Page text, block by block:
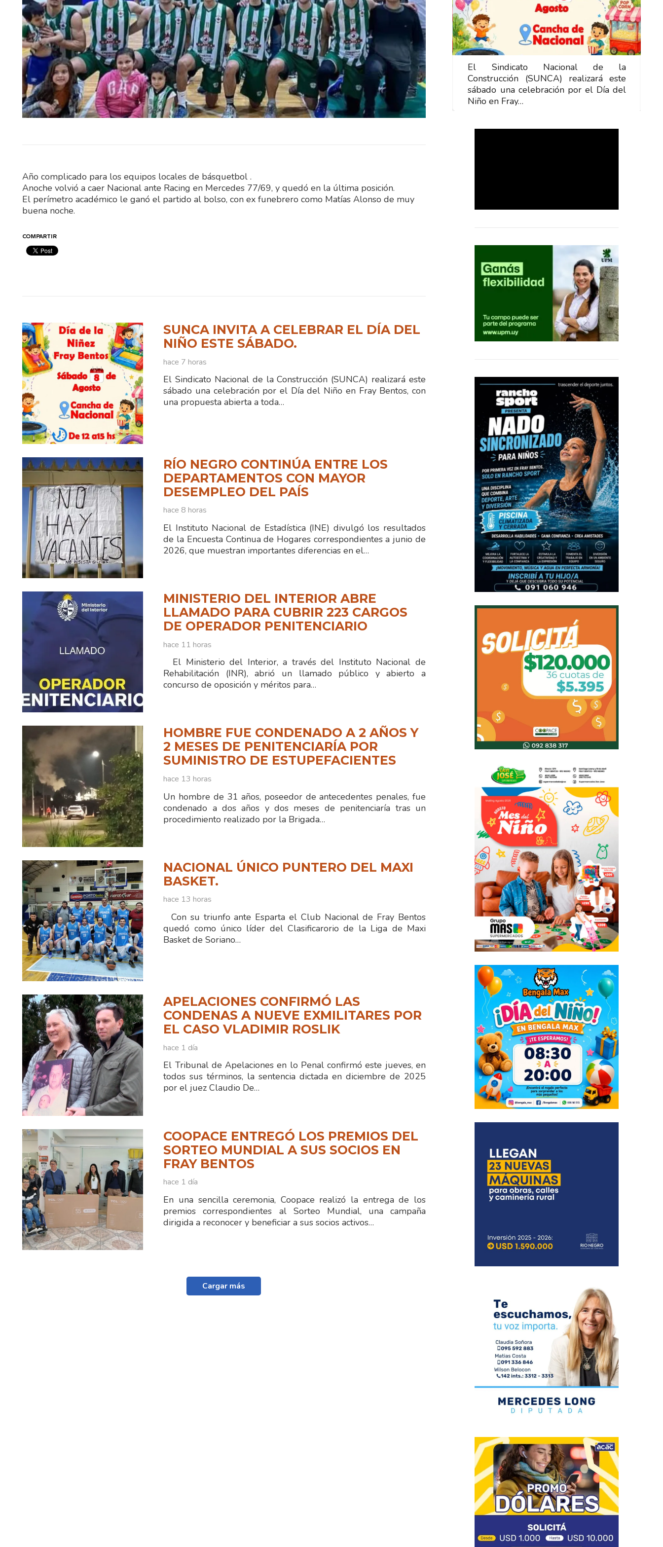
Año complicado para los equipos locales de básquetbol .
Anoche volvió a caer Nacional ante Racing en Mercedes 77/69, y quedó en la última posición.
El perímetro académico le ganó el partido al bolso, con ex funebrero como Matías Alonso de muy
buena noche.
COMPARTIR
SUNCA INVITA A CELEBRAR EL DÍA DEL
NIÑO ESTE SÁBADO.
hace 7 horas
El Sindicato Nacional de la Construcción (SUNCA) realizará este
sábado una celebración por el Día del Niño en Fray Bentos, con
una propuesta abierta a toda…
RÍO NEGRO CONTINÚA ENTRE LOS
DEPARTAMENTOS CON MAYOR
DESEMPLEO DEL PAÍS
hace 8 horas
El Instituto Nacional de Estadística (INE) divulgó los resultados
de la Encuesta Continua de Hogares correspondientes a junio de
2026, que muestran importantes diferencias en el…
MINISTERIO DEL INTERIOR ABRE
LLAMADO PARA CUBRIR 223 CARGOS
DE OPERADOR PENITENCIARIO
hace 11 horas
El Ministerio del Interior, a través del Instituto Nacional de
Rehabilitación (INR), abrió un llamado público y abierto a
concurso de oposición y méritos para…
HOMBRE FUE CONDENADO A 2 AÑOS Y
2 MESES DE PENITENCIARÍA POR
SUMINISTRO DE ESTUPEFACIENTES
hace 13 horas
Un hombre de 31 años, poseedor de antecedentes penales, fue
condenado a dos años y dos meses de penitenciaría tras un
procedimiento realizado por la Brigada…
NACIONAL ÚNICO PUNTERO DEL MAXI
BASKET.
hace 13 horas
Con su triunfo ante Esparta el Club Nacional de Fray Bentos
quedó como único líder del Clasificarorio de la Liga de Maxi
Basket de Soriano…
APELACIONES CONFIRMÓ LAS
CONDENAS A NUEVE EXMILITARES POR
EL CASO VLADIMIR ROSLIK
hace 1 día
El Tribunal de Apelaciones en lo Penal confirmó este jueves, en
todos sus términos, la sentencia dictada en diciembre de 2025
por el juez Claudio De…
COOPACE ENTREGÓ LOS PREMIOS DEL
SORTEO MUNDIAL A SUS SOCIOS EN
FRAY BENTOS
hace 1 día
En una sencilla ceremonia, Coopace realizó la entrega de los
premios correspondientes al Sorteo Mundial, una campaña
dirigida a reconocer y beneficiar a sus socios activos…
Cargar más
El Sindicato Nacional de la
Construcción (SUNCA) realizará este
sábado una celebración por el Día del
Niño en Fray…
El Sindicato Nacional de la
Construcción (SUNCA) realizará este
sábado una celebración por el Día del
Niño en Fray…
El Sindicato Nacional de la
Construcción (SUNCA) realizará este
sábado una celebración por el Día del
Niño en Fray…